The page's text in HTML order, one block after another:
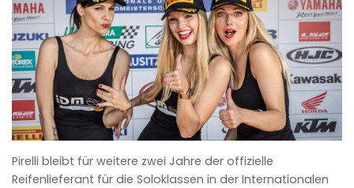
ANKE WIECZOREK
Pirelli bleibt für weitere zwei Jahre der offizielle
Reifenlieferant für die Soloklassen in der Internationalen